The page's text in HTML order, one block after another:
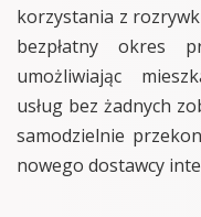
korzystania z
bezpłatny okres
umożliwiając
usług bez żadnych
samodzielnie
nowego dostawcy